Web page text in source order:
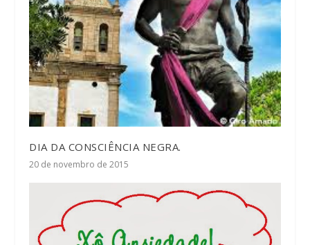
DIA DA CONSCIÊNCIA NEGRA.
20 de novembro de 2015